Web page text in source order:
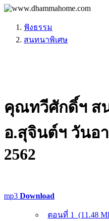
ฟังธรรม
สนทนาพิเศษ
คุณทวีศักดิ์ฯ ส
อ.สุจินต์ฯ วันอ
2562
mp3 Download
ตอนที่ 1 (11.48